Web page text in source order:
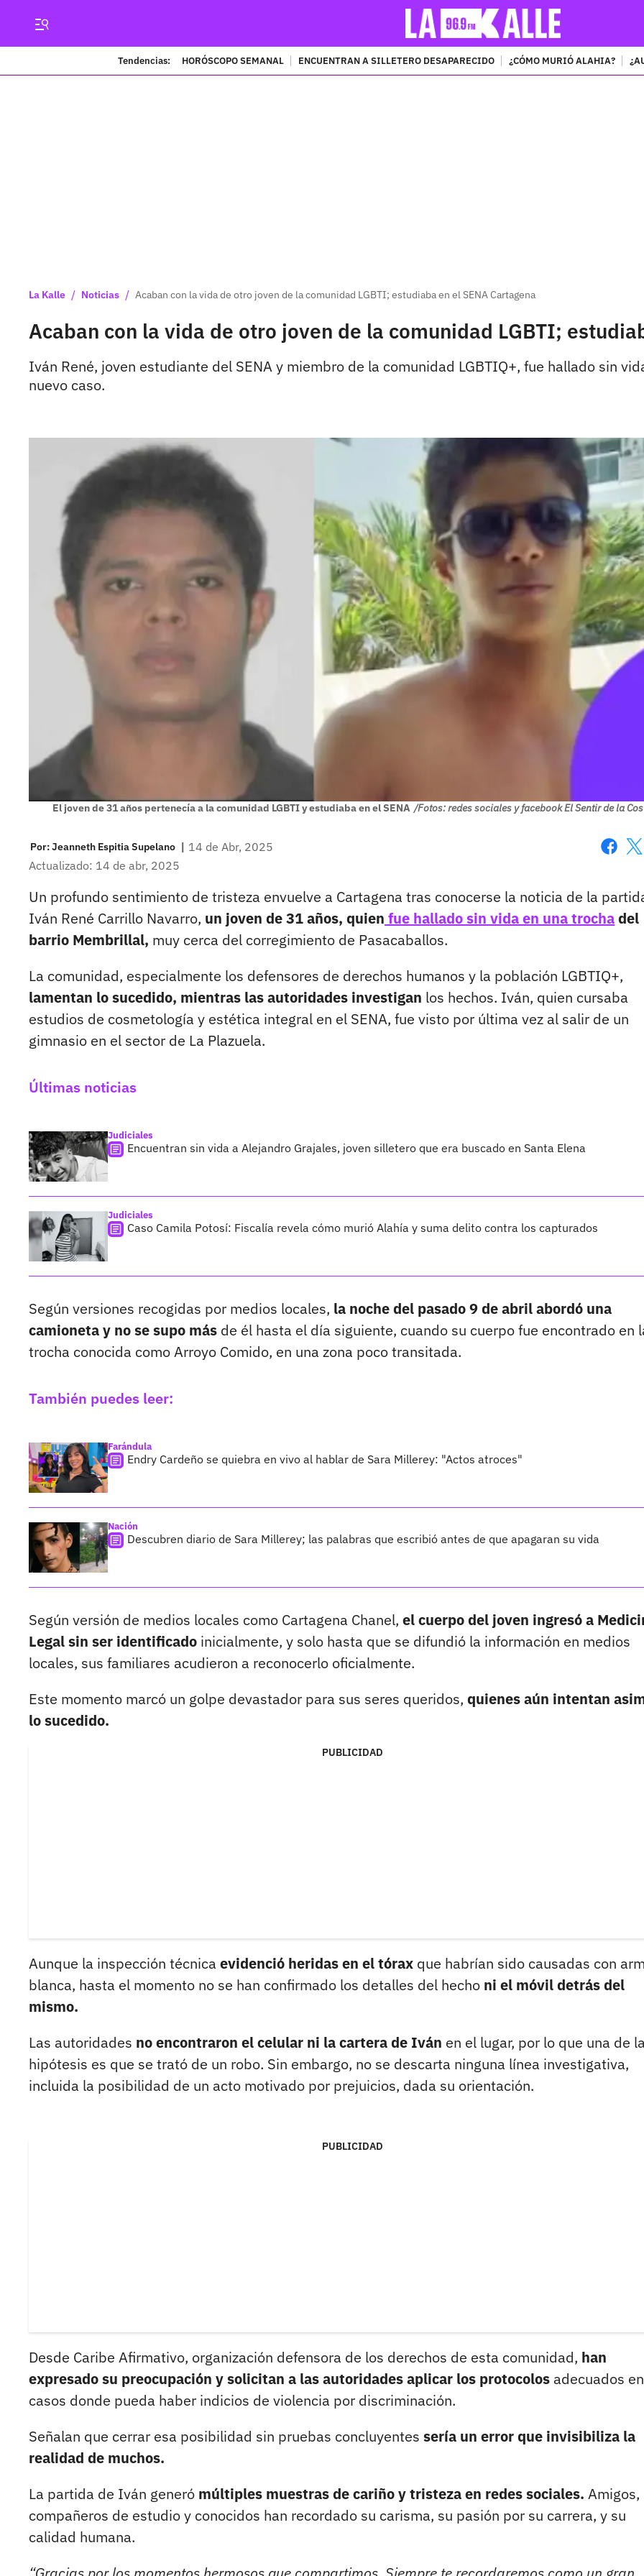
Tendencias: HORÓSCOPO SEMANAL ENCUENTRAN A SILLETERO DESAPARECIDO ¿CÓMO MURIÓ ALAHIA?
La Kalle / Noticias / Acaban con la vida de otro joven de la comunidad LGBTI; estudiaba en el SENA Cartagena
Acaban con la vida de otro joven de la comunidad LGBTI;
Iván René, joven estudiante del SENA y miembro de la comunidad LGBTIQ+, fue hallado sin
nuevo caso.
El joven de 31 años pertenecía a la comunidad LGBTI y estudiaba en el SENA /Fotos: redes sociales y facebook El Sentir de la
Por:Jeanneth Espitia Supelano | 14 de Abr, 2025
Actualizado: 14 de abr, 2025
Un profundo sentimiento de tristeza envuelve a Cartagena tras conocerse la noticia de la
Iván René Carrillo Navarro, un joven de 31 años, quien fue hallado sin vida en una trochadel
barrio Membrillal, muy cerca del corregimiento de Pasacaballos.
La comunidad, especialmente los defensores de derechos humanos y la población LGBTIQ+,
lamentan lo sucedido, mientras las autoridades investigan los hechos. Iván, quien cursaba
estudios de cosmetología y estética integral en el SENA, fue visto por última vez al salir de un
gimnasio en el sector de La Plazuela.
Últimas noticias
Judiciales
Encuentran sin vida a Alejandro Grajales, joven silletero que era buscado en Santa Elena
Judiciales
Caso Camila Potosí: Fiscalía revela cómo murió Alahía y suma delito contra los capturados
Según versiones recogidas por medios locales, la noche del pasado 9 de abril abordó una
camioneta y no se supo más de él hasta el día siguiente, cuando su cuerpo fue encontrado en
trocha conocida como Arroyo Comido, en una zona poco transitada.
También puedes leer:
Farándula
Endry Cardeño se quiebra en vivo al hablar de Sara Millerey: "Actos atroces"
Nación
Descubren diario de Sara Millerey; las palabras que escribió antes de que apagaran su vida
Según versión de medios locales como Cartagena Chanel, el cuerpo del joven ingresó a
Legal sin ser identificado inicialmente, y solo hasta que se difundió la información en medios
locales, sus familiares acudieron a reconocerlo oficialmente.
Este momento marcó un golpe devastador para sus seres queridos, quienes aún intentan
lo sucedido.
PUBLICIDAD
Aunque la inspección técnica evidenció heridas en el tórax que habrían sido causadas con
blanca, hasta el momento no se han confirmado los detalles del hecho ni el móvil detrás del
mismo.
Las autoridades no encontraron el celular ni la cartera de Iván en el lugar, por lo que una de
hipótesis es que se trató de un robo. Sin embargo, no se descarta ninguna línea investigativa,
incluida la posibilidad de un acto motivado por prejuicios, dada su orientación.
PUBLICIDAD
Desde Caribe Afirmativo, organización defensora de los derechos de esta comunidad, han
expresado su preocupación y solicitan a las autoridades aplicar los protocolos adecuados en
casos donde pueda haber indicios de violencia por discriminación.
Señalan que cerrar esa posibilidad sin pruebas concluyentes sería un error que invisibiliza la
realidad de muchos.
La partida de Iván generó múltiples muestras de cariño y tristeza en redes sociales. Amigos,
compañeros de estudio y conocidos han recordado su carisma, su pasión por su carrera, y su
calidad humana.